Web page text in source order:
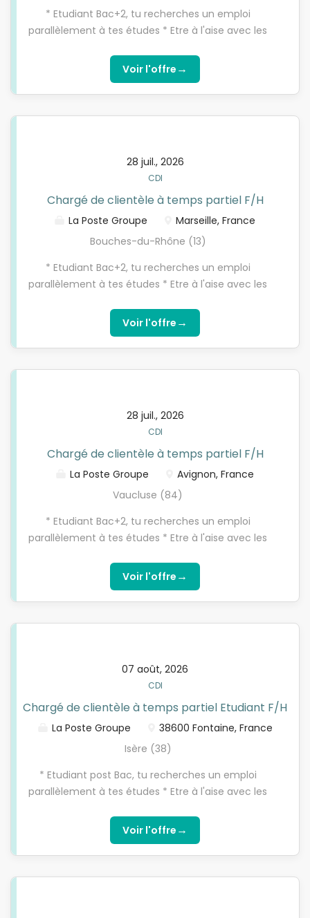
* Etudiant Bac+2, tu recherches un emploi
parallèlement à tes études * Etre à l'aise avec les
objectifs commerciaux, soucieux de répondre avec
justesse aux besoins des clients * Tu es attiré par la
relation client * Tu aimes travailler en équipe et les
challenges
Voir l'offre →
28 juil., 2026
CDI
Chargé de clientèle à temps partiel F/H
La Poste Groupe
Marseille, France
Bouches-du-Rhône (13)
* Etudiant Bac+2, tu recherches un emploi
parallèlement à tes études * Etre à l'aise avec les
objectifs commerciaux, soucieux de répondre avec
justesse aux besoins des clients * Tu es attiré par la
relation client * Tu aimes travailler en équipe et les
challenges
Voir l'offre →
28 juil., 2026
CDI
Chargé de clientèle à temps partiel F/H
La Poste Groupe
Avignon, France
Vaucluse (84)
* Etudiant Bac+2, tu recherches un emploi
parallèlement à tes études * Etre à l'aise avec les
objectifs commerciaux, soucieux de répondre avec
justesse aux besoins des clients * Tu es attiré par la
relation client * Tu aimes travailler en équipe et les
challenges
Voir l'offre →
07 août, 2026
CDI
Chargé de clientèle à temps partiel Etudiant F/H
La Poste Groupe
38600 Fontaine, France
Isère (38)
* Etudiant post Bac, tu recherches un emploi
parallèlement à tes études * Etre à l'aise avec les
objectifs commerciaux, soucieux de répondre avec
justesse aux besoins des clients * Tu es attiré par la
relation client * Tu aimes travailler en équipe et les
challenges
Voir l'offre →